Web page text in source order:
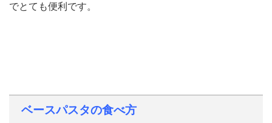
でとても便利です。
ベースパスタの食べ方